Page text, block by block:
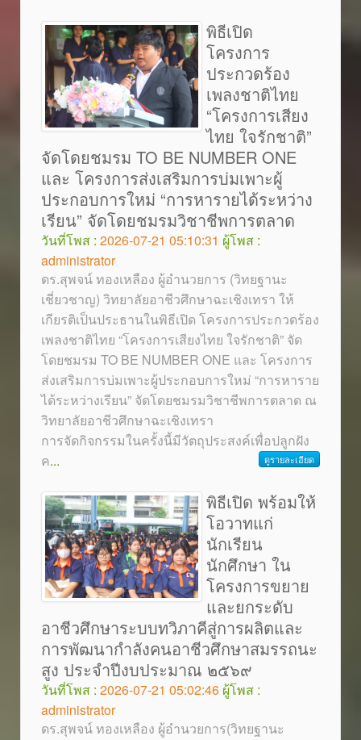
พิธีเปิด
โครงการ
ประกวดร้อง
เพลงชาติไทย
“โครงการเสียง
ไทย ใจรักชาติ”
จัดโดยชมรม TO BE NUMBER ONE
และ โครงการส่งเสริมการบ่มเพาะผู้
ประกอบการใหม่ “การหารายได้ระหว่าง
เรียน” จัดโดยชมรมวิชาชีพการตลาด
วันที่โพส : 2026-07-21 05:10:31 ผู้โพส :
administrator
ดร.สุพจน์ ทองเหลือง ผู้อำนวยการ (วิทยฐานะ
เชี่ยวชาญ) วิทยาลัยอาชีวศึกษาฉะเชิงเทรา ให้
เกียรติเป็นประธานในพิธีเปิด โครงการประกวดร้อง
เพลงชาติไทย “โครงการเสียงไทย ใจรักชาติ” จัด
โดยชมรม TO BE NUMBER ONE และ โครงการ
ส่งเสริมการบ่มเพาะผู้ประกอบการใหม่ “การหาราย
ได้ระหว่างเรียน” จัดโดยชมรมวิชาชีพการตลาด ณ
วิทยาลัยอาชีวศึกษาฉะเชิงเทรา
การจัดกิจกรรมในครั้งนี้มีวัตถุประสงค์เพื่อปลูกฝัง
ค... ดูรายละเอียด
พิธีเปิด พร้อมให้
โอวาทแก่
นักเรียน
นักศึกษา ใน
โครงการขยาย
และยกระดับ
อาชีวศึกษาระบบทวิภาคีสู่การผลิตและ
การพัฒนากำลังคนอาชีวศึกษาสมรรถนะ
สูง ประจำปีงบประมาณ ๒๕๖๙
วันที่โพส : 2026-07-21 05:02:46 ผู้โพส :
administrator
ดร.สุพจน์ ทองเหลือง ผู้อำนวยการ(วิทยฐานะ